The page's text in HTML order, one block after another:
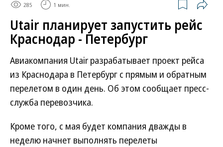
285 1 мин.
Utair планирует запустить рейс
Краснодар - Петербург
Авиакомпания Utair разрабатывает проект рейса
из Краснодара в Петербург с прямым и обратным
перелетом в один день. Об этом сообщает пресс-
служба перевозчика.
Кроме того, с мая будет компания дважды в
неделю начнет выполнять перелеты